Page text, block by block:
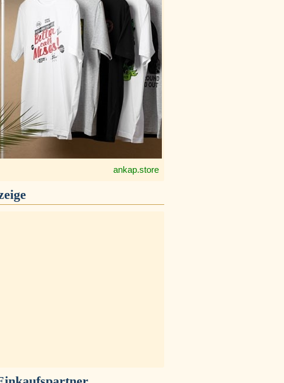
ankap.store